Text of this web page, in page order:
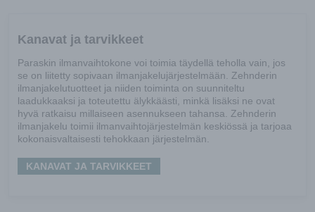
Kanavat ja tarvikkeet
Paraskin ilmanvaihtokone voi toimia täydellä teholla vain, jos
se on liitetty sopivaan ilmanjakelujärjestelmään. Zehnderin
ilmanjakelutuotteet ja niiden toiminta on suunniteltu
laadukkaaksi ja toteutettu älykkäästi, minkä lisäksi ne ovat
hyvä ratkaisu millaiseen asennukseen tahansa. Zehnderin
ilmanjakelu toimii ilmanvaihtojärjestelmän keskiössä ja tarjoaa
kokonaisvaltaisesti tehokkaan järjestelmän.
KANAVAT JA TARVIKKEET